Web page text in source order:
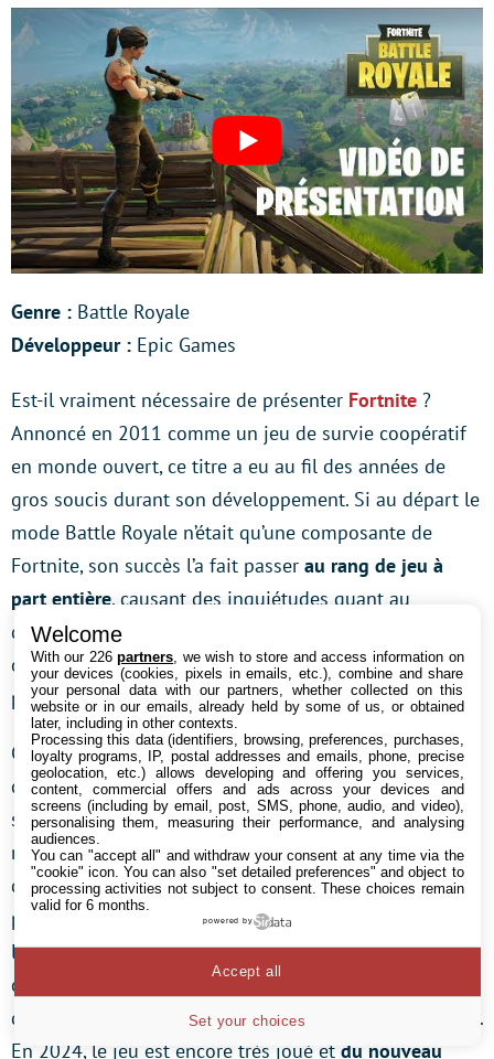
Genre : Battle Royale
Développeur : Epic Games
Est-il vraiment nécessaire de présenter Fortnite ?
Annoncé en 2011 comme un jeu de survie coopératif
en monde ouvert, ce titre a eu au fil des années de
gros soucis durant son développement. Si au départ le
mode Battle Royale n’était qu’une composante de
Fortnite, son succès l’a fait passer au rang de jeu à
part entière, causant des inquiétudes quant au
développement du jeu principal, qui semble avoir plus
ou moins été laissé en jachère à l’heure où nous
parlons.
Comme tous lesBattle Royale, Fortnite propose à
quelques dizaines de joueurs de s’affronter à mort au
sein d’une carte qui se réduit au fil du temps. Le titre
met cependant une très grande emphase sur la récolte
de matériaux, et laconstruction de structuresqui
permettent de se créer des couverts, ou de prendre de
la hauteur afin d’obtenir un avantage substantiel au
cours d’un combat. L’art de la construction sera
d’ailleurs bien souvent l’apanage des très bons joueurs.
En 2024, le jeu est encore très joué et du nouveau
Welcome
With our 226partners , we wish to store and access information on
your devices (cookies, pixels in emails, etc.), combine and share
your personal data with our partners, whether collected on this
website or in our emails, already held by some of us, or obtained
later, including in other contexts.
Processing this data (identifiers, browsing, preferences, purchases,
loyalty programs, IP, postal addresses and emails, phone, precise
geolocation, etc.) allows developing and offering you services,
content, commercial offers and ads across your devices and
screens (including by email, post, SMS, phone, audio, and video),
personalising them, measuring their performance, and analysing
audiences.
You can "accept all" and withdraw your consent at any time via the
"cookie" icon. You can also "set detailed preferences" and object to
processing activities not subject to consent. These choices remain
valid for 6 months.
powered by
Set your choices
Accept all